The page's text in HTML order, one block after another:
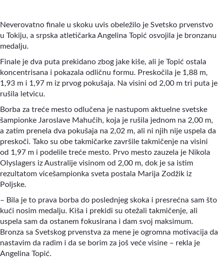
Neverovatno finale u skoku uvis obeležilo je Svetsko prvenstvo
u Tokiju, a srpska atletičarka Angelina Topić osvojila je bronzanu
medalju.
Finale je dva puta prekidano zbog jake kiše, ali je Topić ostala
koncentrisana i pokazala odličnu formu. Preskočila je 1,88 m,
1,93 m i 1,97 m iz prvog pokušaja. Na visini od 2,00 m tri puta je
rušila letvicu.
Borba za treće mesto odlučena je nastupom aktuelne svetske
šampionke Jaroslave Mahučih, koja je rušila jednom na 2,00 m,
a zatim prenela dva pokušaja na 2,02 m, ali ni njih nije uspela da
preskoči. Tako su obe takmičarke završile takmičenje na visini
od 1,97 m i podelile treće mesto. Prvo mesto zauzela je Nikola
Olyslagers iz Australije visinom od 2,00 m, dok je sa istim
rezultatom vicešampionka sveta postala Marija Zodžik iz
Poljske.
– Bila je to prava borba do poslednjeg skoka i presrećna sam što
kući nosim medalju. Kiša i prekidi su otežali takmičenje, ali
uspela sam da ostanem fokusirana i dam svoj maksimum.
Bronza sa Svetskog prvenstva za mene je ogromna motivacija da
nastavim da radim i da se borim za još veće visine – rekla je
Angelina Topić.